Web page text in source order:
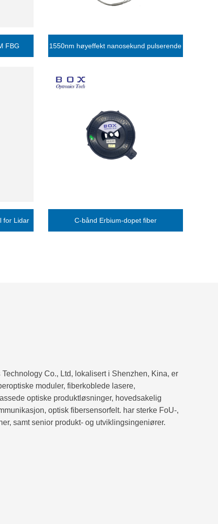
FBG 1550nm høyeffekt nanosekund pulserende
for Lidar C-bånd Erbium-dopet fiber
Co., Ltd, lokalisert i Shenzhen, Kina, er
moduler, fiberkoblede lasere,
optiske produktløsninger, hovedsakelig
optisk fibersensorfelt. har sterke FoU-,
samt senior produkt- og utviklingsingeniører.